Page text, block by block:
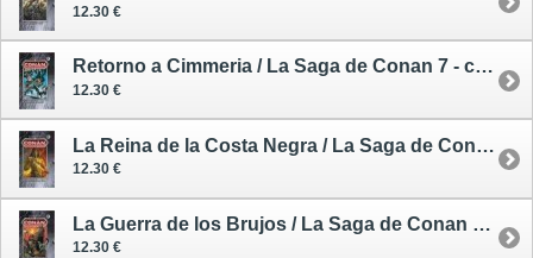
12.30 €
Retorno a Cimmeria / La Saga de Conan 7 - cómic
12.30 €
La Reina de la Costa Negra / La Saga de Conan 8 - cómic
12.30 €
La Guerra de los Brujos / La Saga de Conan 9 - cómic
12.30 €